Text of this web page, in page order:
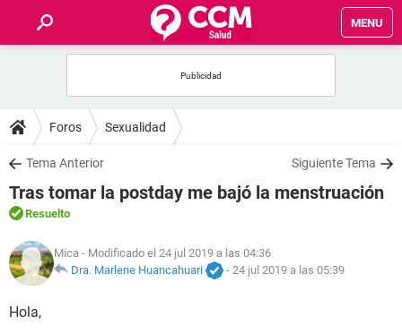
MENU
FOROS
SALUD
FAMILIA
NUTRICIÓN
Foros Sexualidad
Tema Anterior Siguiente Tema
Tras tomar la postday me bajó la menstruación
Resuelto
Mica - Modificado el 24 jul 2019 a las 04:36
Dra. Marlene Huancahuari
- 24 jul 2019 a las 05:39
Hola,